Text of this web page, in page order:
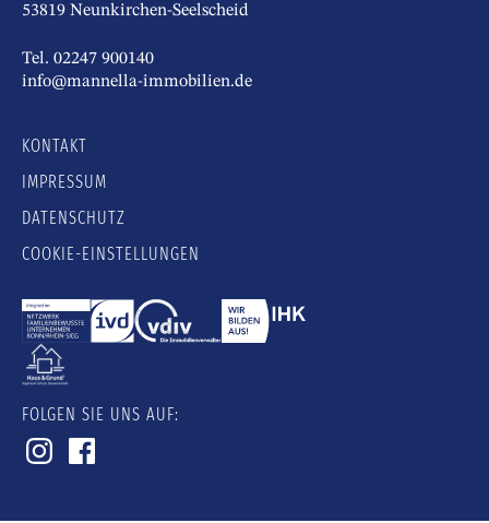
53819 Neunkirchen-Seelscheid
Tel. 02247 900140
info@mannella-immobilien.de
KONTAKT
IMPRESSUM
DATENSCHUTZ
COOKIE-EINSTELLUNGEN
FOLGEN SIE UNS AUF: